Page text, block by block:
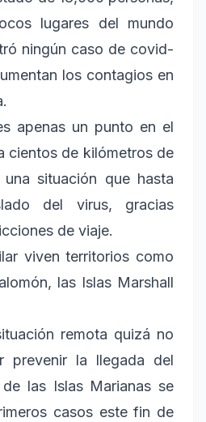
lugares del mundo
ningún caso de covid-
los contagios en
apenas un punto en el
cientos de kilómetros de
situación que hasta
del virus, gracias
de viaje.
viven territorios como
las Islas Marshall
remota quizá no
prevenir la llegada del
las Islas Marianas se
casos este fin de